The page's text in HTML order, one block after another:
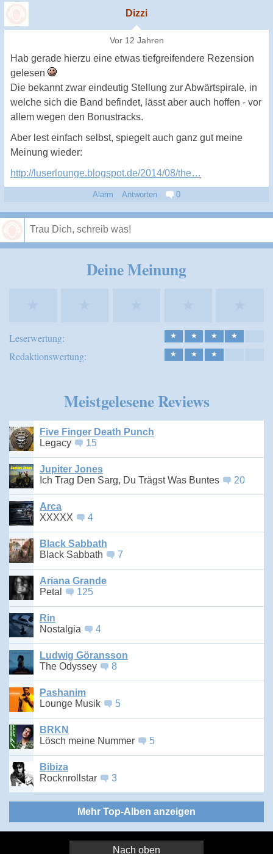
Dizzi
Vor 12 Jahren
Hab gerade hierzu eine etwas tiefgreifendere Rezension
gelesen
Die bekannt zwar eindeutig Stellung zur Abwärtspirale, in
welche sich die Band befindet, lässt aber auch hoffen - vor
allem wegen den Bonustracks.
Aber lest einfach selbst, spiegelt auch ganz gut meine
Meinung wieder:
http://luserlounge.blogspot.de/2014/08/the…
Alarm Antworten 0
Deine Meinung
Leserwertung: ★ ★ ★ ★
Redaktionswertung: ★ ★ ★
Meistgelesene Reviews
Five Finger Death Punch
Legacy
15
Jupiter Jones
Ich Trag Den Sarg, Du Trägst Was Buntes
20
Arca
XXXXX
4
Black Sabbath
Black Sabbath
7
Ariana Grande
Petal
125
Rin
Nostalgia
4
Ludwig Göransson
The Odyssey
8
Pashanim
Lounge Musik
5
BRKN
Lösch meine Nummer
5
Bibiza
Rocknrollstar
3
Mehr Top-Alben anzeigen
Nach oben